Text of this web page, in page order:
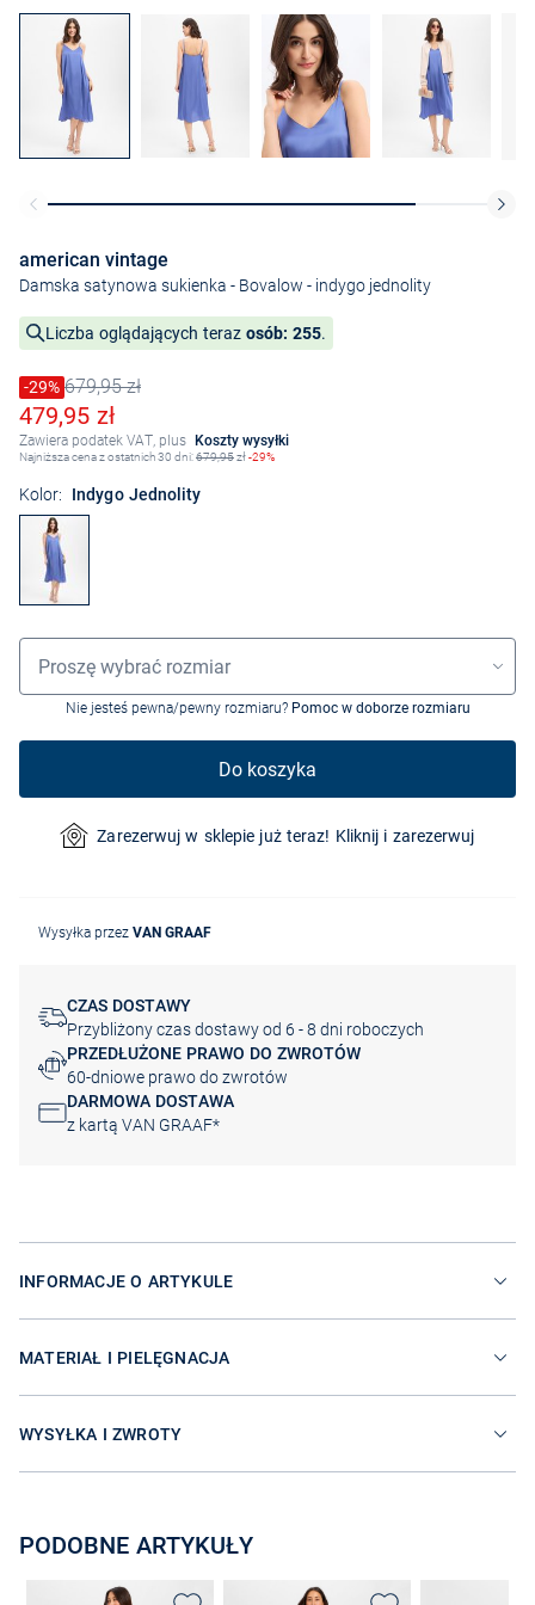
american vintage
Damska satynowa sukienka - Bovalow - indygo jednolity
Liczba oglądających teraz osób: 255.
Cena obniżona o
-29%
Stara cena679,95 zł
Obniżona cena
479,95 zł
Zawiera podatek VAT, plus Koszty wysyłki
Najniższa cena z ostatnich 30 dni:679,95zł-29%
Kolor: Indygo Jednolity
Wybór rozmiaru
Proszę wybrać rozmiar
Nie jesteś pewna/pewny rozmiaru? Pomoc w doborze rozmiaru
Do koszyka
Zarezerwuj w sklepie już teraz! Kliknij i zarezerwuj
Wysyłka przez VAN GRAAF
CZAS DOSTAWY
Przybliżony czas dostawy od 6 - 8 dni roboczych
PRZEDŁUŻONE PRAWO DO ZWROTÓW
60-dniowe prawo do zwrotów
DARMOWA DOSTAWA
z kartą VAN GRAAF*
INFORMACJE O ARTYKULE
MATERIAŁ I PIELĘGNACJA
WYSYŁKA I ZWROTY
PODOBNE ARTYKUŁY